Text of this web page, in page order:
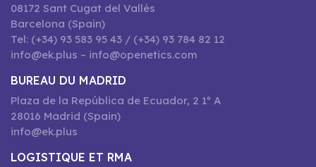
08172 Sant Cugat del Vallès
Barcelona (Spain)
Tel: (+34) 93 583 95 43 / (+34) 93 784 82 12
info@ek.plus – info@openetics.com
BUREAU DU MADRID
Plaza de la República de Ecuador, 2 1º A
28016 Madrid (Spain)
info@ek.plus
LOGISTIQUE ET RMA